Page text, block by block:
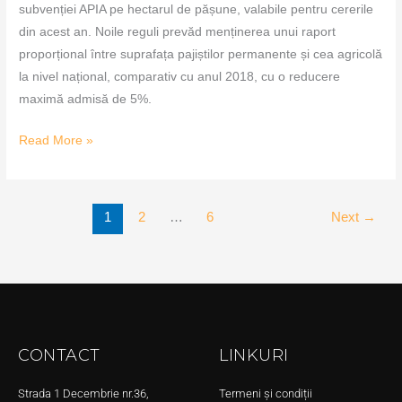
subvenției APIA pe hectarul de pășune, valabile pentru cererile
din acest an. Noile reguli prevăd menținerea unui raport
proporțional între suprafața pajiștilor permanente și cea agricolă
la nivel național, comparativ cu anul 2018, cu o reducere
maximă admisă de 5%.
Read More »
1 2 … 6 Next →
CONTACT
Strada 1 Decembrie nr.36,
LINKURI
Termeni și condiții